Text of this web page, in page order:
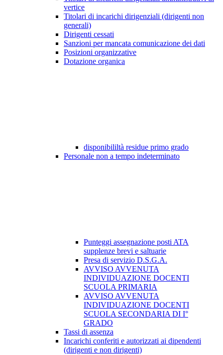
vertice
Titolari di incarichi dirigenziali (dirigenti non
generali)
Dirigenti cessati
Sanzioni per mancata comunicazione dei dati
Posizioni organizzative
Dotazione organica
disponibililtà residue primo grado
Personale non a tempo indeterminato
Punteggi assegnazione posti ATA
supplenze brevi e saltuarie
Presa di servizio D.S.G.A.
AVVISO AVVENUTA
INDIVIDUAZIONE DOCENTI
SCUOLA PRIMARIA
AVVISO AVVENUTA
INDIVIDUAZIONE DOCENTI
SCUOLA SECONDARIA DI I°
GRADO
Tassi di assenza
Incarichi conferiti e autorizzati ai dipendenti
(dirigenti e non dirigenti)